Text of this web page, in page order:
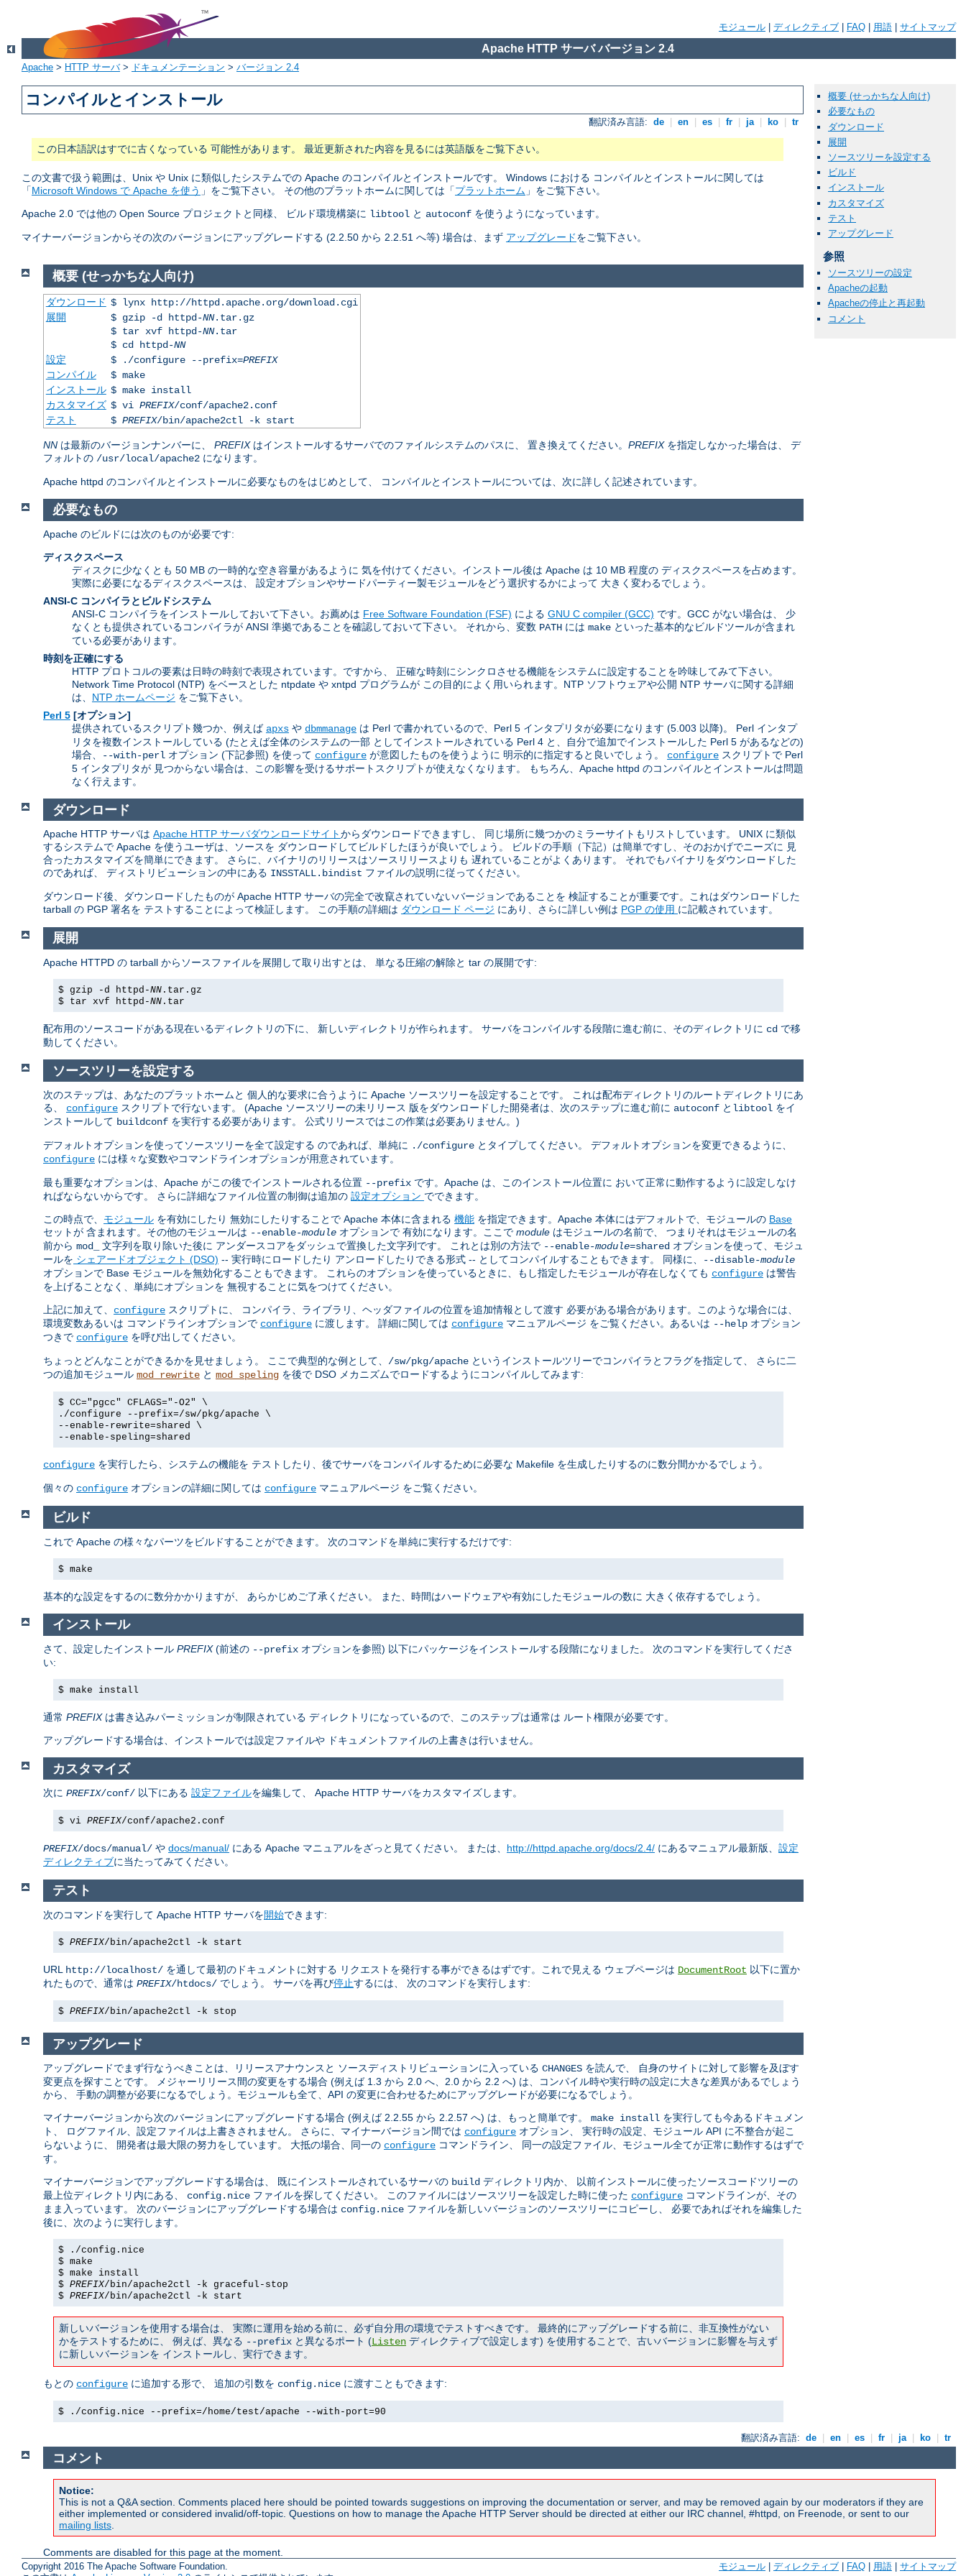
モジュール ディレクティブ FAQ 用語 サイトマップ
Apache HTTP サーバ バージョン 2.4
Apache > HTTP サーバ> ドキュメンテーション > バージョン 2.4
コンパイルとインストール
翻訳済み言語: de en es fr ja ko tr
この日本語訳はすでに古くなっている 可能性があります。 最近更新された内容を見るには英語版をご覧下さい。
この文書で扱う範囲は、Unix や Unix に類似したシステムでの Apache のコンパイルとインストールです。 Windows における コンパイルとインストールに関しては
「Microsoft Windows で Apache を使う 」をご覧下さい。 その他のプラットホームに関しては「プラットホーム 」をご覧下さい。
Apache 2.0 では他の Open Source プロジェクトと同様、 ビルド環境構築に libtool と autoconf を使うようになっています。
マイナーバージョンからその次のバージョンにアップグレードする (2.2.50 から 2.2.51 へ等) 場合は、まず アップグレードをご覧下さい。
概要 (せっかちな人向け)
必要なもの
ダウンロード
展開
ソースツリーを設定する
ビルド
インストール
カスタマイズ
テスト
アップグレード
参照
ソースツリーの設定
Apacheの起動
Apacheの停止と再起動
コメント
概要 (せっかちな人向け)
ダウンロード $ lynx http://httpd.apache.org/download.cgi
展開
$ gzip -d httpd-NN.tar.gz
$ tar xvf httpd-NN.tar
$ cd httpd-NN
設定
$ ./configure --prefix=PREFIX
コンパイル
$ make
インストール $ make install
カスタマイズ $ vi PREFIX/conf/apache2.conf
テスト
$ PREFIX/bin/apache2ctl -k start
NN は最新のバージョンナンバーに、 PREFIXはインストールするサーバでのファイルシステムのパスに、 置き換えてください。 PREFIXを指定しなかった場合は、 デ
フォルトの /usr/local/apache2 になります。
Apache httpd のコンパイルとインストールに必要なものをはじめとして、 コンパイルとインストールについては、次に詳しく記述されています。
必要なもの
Apache のビルドには次のものが必要です:
ディスクスペース
ディスクに少なくとも 50 MB の一時的な空き容量があるように 気を付けてください。インストール後は Apache は 10 MB 程度の ディスクスペースを占めます。
実際に必要になるディスクスペースは、 設定オプションやサードパーティー製モジュールをどう選択するかによって 大きく変わるでしょう。
ANSI-C コンパイラとビルドシステム
ANSI-C コンパイラをインストールしておいて下さい。お薦めは Free Software Foundation (FSF) による GNU C compiler (GCC) です。GCC がない場合は、 少
なくとも提供されているコンパイラが ANSI 準拠であることを確認しておいて下さい。 それから、変数 PATH には make といった基本的なビルドツールが含まれ
ている必要があります。
時刻を正確にする
HTTP プロトコルの要素は日時の時刻で表現されています。ですから、 正確な時刻にシンクロさせる機能をシステムに設定することを吟味してみて下さい。
Network Time Protocol (NTP) をベースとした ntpdate や xntpd プログラムが この目的によく用いられます。NTP ソフトウェアや公開 NTP サーバに関する詳細
は、 NTP ホームページ をご覧下さい。
Perl 5 [オプション]
提供されているスクリプト幾つか、例えば apxs や dbmmanage は Perl で書かれているので、Perl 5 インタプリタが必要になります (5.003 以降)。 Perl インタプ
リタを複数インストールしている (たとえば全体のシステムの一部 としてインストールされている Perl 4 と、自分で追加でインストールした Perl 5 があるなどの)
場合、
--with-perl オプション (下記参照) を使って configure が意図したものを使うように 明示的に指定すると良いでしょう。 configure スクリプトで Perl
5 インタプリタが 見つからない場合は、この影響を受けるサポートスクリプトが使えなくなります。 もちろん、Apache httpd のコンパイルとインストールは問題
なく行えます。
ダウンロード
Apache HTTP サーバは Apache HTTP サーバダウンロードサイトからダウンロードできますし、 同じ場所に幾つかのミラーサイトもリストしています。 UNIX に類似
するシステムで Apache を使うユーザは、ソースを ダウンロードしてビルドしたほうが良いでしょう。 ビルドの手順（下記）は簡単ですし、そのおかげでニーズに 見
合ったカスタマイズを簡単にできます。 さらに、バイナリのリリースはソースリリースよりも 遅れていることがよくあります。 それでもバイナリをダウンロードした
のであれば、 ディストリビューションの中にある INSSTALL.bindist ファイルの説明に従ってください。
ダウンロード後、ダウンロードしたものが Apache HTTP サーバの完全で改竄されていないバージョンであることを 検証することが重要です。これはダウンロードした
tarball の PGP 署名を テストすることによって検証します。 この手順の詳細は ダウンロード ページ にあり、さらに詳しい例は PGP の使用 に記載されています。
展開
Apache HTTPD の tarball からソースファイルを展開して取り出すとは、 単なる圧縮の解除と tar の展開です:
$ gzip -d httpd-NN .tar.gz
$ tar xvf httpd-NN .tar
配布用のソースコードがある現在いるディレクトリの下に、 新しいディレクトリが作られます。 サーバをコンパイルする段階に進む前に、そのディレクトリに cd で移
動してください。
ソースツリーを設定する
次のステップは、あなたのプラットホームと 個人的な要求に合うように Apache ソースツリーを設定することです。 これは配布ディレクトリのルートディレクトリにあ
る、 configure スクリプトで行ないます。 (Apache ソースツリーの未リリース 版をダウンロードした開発者は、次のステップに進む前に autoconf と libtool をイ
ンストールして buildconf を実行する必要があります。 公式リリースではこの作業は必要ありません。)
デフォルトオプションを使ってソースツリーを全て設定する のであれば、単純に ./configure とタイプしてください。 デフォルトオプションを変更できるように、
configure には様々な変数やコマンドラインオプションが用意されています。
最も重要なオプションは、Apache がこの後でインストールされる位置 --prefix です。Apache は、このインストール位置に おいて正常に動作するように設定しなけ
ればならないからです。 さらに詳細なファイル位置の制御は追加の 設定オプション でできます。
この時点で、 モジュール を有効にしたり 無効にしたりすることで Apache 本体に含まれる 機能 を指定できます。Apache 本体にはデフォルトで、モジュールの Base
セットが 含まれます。その他のモジュールは --enable-module オプションで 有効になります。ここで module はモジュールの名前で、 つまりそれはモジュールの名
前から mod_ 文字列を取り除いた後に アンダースコアをダッシュで置換した文字列です。 これとは別の方法で --enable-module=shared オプションを使って、モジュ
ールを シェアードオブジェクト (DSO) -- 実行時にロードしたり アンロードしたりできる形式 -- としてコンパイルすることもできます。 同様に、 --disable-module
オプションで Base モジュールを無効化することもできます。 これらのオプションを使っているときに、もし指定したモジュールが存在しなくても configure は警告
を上げることなく、単純にオプションを 無視することに気をつけてください。
上記に加えて、 configure スクリプトに、 コンパイラ、ライブラリ、ヘッダファイルの位置を追加情報として渡す 必要がある場合があります。このような場合には、
環境変数あるいは コマンドラインオプションで configure に渡します。 詳細に関しては configure マニュアルページ をご覧ください。あるいは --help オプション
つきで configure を呼び出してください。
ちょっとどんなことができるかを見せましょう。 ここで典型的な例として、 /sw/pkg/apache というインストールツリーでコンパイラとフラグを指定して、 さらに二
つの追加モジュール mod_rewrite と mod_speling を後で DSO メカニズムでロードするようにコンパイルしてみます:
$ CC="pgcc" CFLAGS="-O2" \
./configure --prefix=/sw/pkg/apache \
--enable-rewrite=shared \
--enable-speling=shared
configure を実行したら、システムの機能を テストしたり、後でサーバをコンパイルするために必要な Makefile を生成したりするのに数分間かかるでしょう。
個々の configure オプションの詳細に関しては configure マニュアルページ をご覧ください。
ビルド
これで Apache の様々なパーツをビルドすることができます。 次のコマンドを単純に実行するだけです:
$ make
基本的な設定をするのに数分かかりますが、 あらかじめご了承ください。 また、時間はハードウェアや有効にしたモジュールの数に 大きく依存するでしょう。
インストール
さて、設定したインストール PREFIX(前述の --prefix オプションを参照) 以下にパッケージをインストールする段階になりました。 次のコマンドを実行してくださ
い:
$ make install
通常 PREFIXは書き込みパーミッションが制限されている ディレクトリになっているので、このステップは通常は ルート権限が必要です。
アップグレードする場合は、インストールでは設定ファイルや ドキュメントファイルの上書きは行いません。
カスタマイズ
次に PREFIX/conf/ 以下にある 設定ファイルを編集して、 Apache HTTP サーバをカスタマイズします。
$ vi PREFIX/conf/apache2.conf
PREFIX/docs/manual/ や docs/manual/ にある Apache マニュアルをざっと見てください。 または、 http://httpd.apache.org/docs/2.4/ にあるマニュアル最新版、 設定
ディレクティブに当たってみてください。
テスト
次のコマンドを実行して Apache HTTP サーバを開始できます:
$ PREFIX/bin/apache2ctl -k start
URL http://localhost/ を通して最初のドキュメントに対する リクエストを発行する事ができるはずです。これで見える ウェブページは DocumentRoot 以下に置か
れたもので、通常は PREFIX/htdocs/ でしょう。 サーバを再び停止するには、 次のコマンドを実行します:
$ PREFIX/bin/apache2ctl -k stop
アップグレード
アップグレードでまず行なうべきことは、リリースアナウンスと ソースディストリビューションに入っている CHANGES を読んで、 自身のサイトに対して影響を及ぼす
変更点を探すことです。 メジャーリリース間の変更をする場合 (例えば 1.3 から 2.0 へ、2.0 から 2.2 へ) は、コンパイル時や実行時の設定に大きな差異があるでしょう
から、 手動の調整が必要になるでしょう。モジュールも全て、API の変更に合わせるためにアップグレードが必要になるでしょう。
マイナーバージョンから次のバージョンにアップグレードする場合 (例えば 2.2.55 から 2.2.57 へ) は、もっと簡単です。 make install を実行しても今あるドキュメン
ト、 ログファイル、設定ファイルは上書きされません。 さらに、マイナーバージョン間では configure オプション、 実行時の設定、モジュール API に不整合が起こ
らないように、 開発者は最大限の努力をしています。 大抵の場合、同一の configure コマンドライン、 同一の設定ファイル、モジュール全てが正常に動作するはずで
す。
マイナーバージョンでアップグレードする場合は、 既にインストールされているサーバの build ディレクトリ内か、 以前インストールに使ったソースコードツリーの
最上位ディレクトリ内にある、 config.nice ファイルを探してください。 このファイルにはソースツリーを設定した時に使った configure コマンドラインが、その
まま入っています。 次のバージョンにアップグレードする場合は config.nice ファイルを新しいバージョンのソースツリーにコピーし、 必要であればそれを編集した
後に、次のように実行します。
$ ./config.nice
$ make
$ make install
$ PREFIX/bin/apache2ctl -k graceful-stop
$ PREFIX/bin/apache2ctl -k start
新しいバージョンを使用する場合は、 実際に運用を始める前に、必ず自分用の環境でテストすべきです。 最終的にアップグレードする前に、非互換性がない
かをテストするために、 例えば、異なる --prefix と異なるポート (Listen ディレクティブで設定します) を使用することで、古いバージョンに影響を与えず
に新しいバージョンを インストールし、実行できます。
もとの configure に追加する形で、 追加の引数を config.nice に渡すこともできます:
$ ./config.nice --prefix=/home/test/apache --with-port=90
翻訳済み言語: de en es fr ja ko tr
コメント
Notice:
This is not a Q&A section. Comments placed here should be pointed towards suggestions on improving the documentation or server, and may be removed again by our moderators if they are
either implemented or considered invalid/off-topic. Questions on how to manage the Apache HTTP Server should be directed at either our IRC channel, #httpd, on Freenode, or sent to our
mailing lists.
Comments are disabled for this page at the moment.
Copyright 2016 The Apache Software Foundation.
モジュール ディレクティブ FAQ 用語 サイトマップ